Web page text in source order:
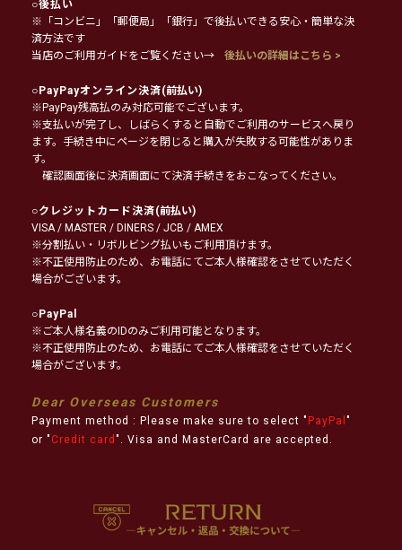
○後払い
※「コンビニ」「郵便局」「銀行」で後払いできる安心・簡単な決
済方法です
当店のご利用ガイドをご覧ください→
後払いの詳細はこちら >
○PayPayオンライン決済(前払い)
※PayPay残高払のみ対応可能でございます。
※支払いが完了し、しばらくすると自動でご利用のサービスへ戻り
ます。手続き中にページを閉じると購入が失敗する可能性がありま
す。
確認画面後に決済画面にて決済手続きをおこなってください。
○クレジットカード決済(前払い)
VISA / MASTER / DINERS / JCB / AMEX
※分割払い・リボルビング払いもご利用頂けます。
※不正使用防止のため、お電話にてご本人様確認をさせていただく
場合がございます。
○PayPal
※ご本人様名義のIDのみご利用可能となります。
※不正使用防止のため、お電話にてご本人様確認をさせていただく
場合がございます。
Dear Overseas Customers
Payment method : Please make sure to select " PayPal "
or " Credit card ". Visa and MasterCard are accepted.